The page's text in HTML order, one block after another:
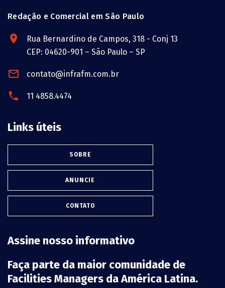
Redação e Comercial em São Paulo
Rua Bernardino de Campos, 318 - Conj 13
CEP: 04620-901 – São Paulo – SP
contato@infrafm.com.br
11 4858.4474
Links úteis
SOBRE
ANUNCIE
CONTATO
Assine nosso informativo
Faça parte da maior comunidade de
Facilities Managers da América Latina.